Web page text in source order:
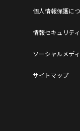
個人情報保護に
情報セキュリテ
ソーシャルメデ
サイトマップ